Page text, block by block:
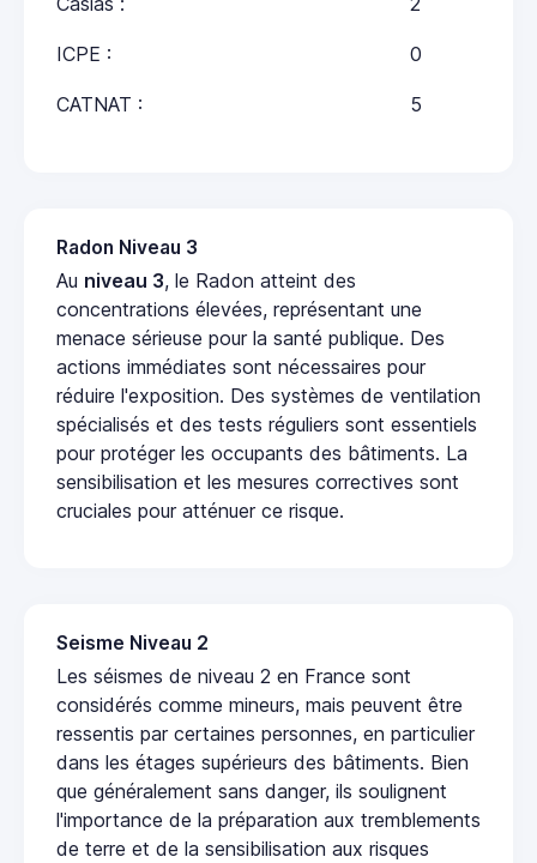
ICPE : 0
CATNAT : 5
Radon Niveau 3
Au niveau 3, le Radon atteint des
concentrations élevées, représentant une
menace sérieuse pour la santé publique. Des
actions immédiates sont nécessaires pour
réduire l'exposition. Des systèmes de ventilation
spécialisés et des tests réguliers sont essentiels
pour protéger les occupants des bâtiments. La
sensibilisation et les mesures correctives sont
cruciales pour atténuer ce risque.
Seisme Niveau 2
Les séismes de niveau 2 en France sont
considérés comme mineurs, mais peuvent être
ressentis par certaines personnes, en particulier
dans les étages supérieurs des bâtiments. Bien
que généralement sans danger, ils soulignent
l'importance de la préparation aux tremblements
de terre et de la sensibilisation aux risques